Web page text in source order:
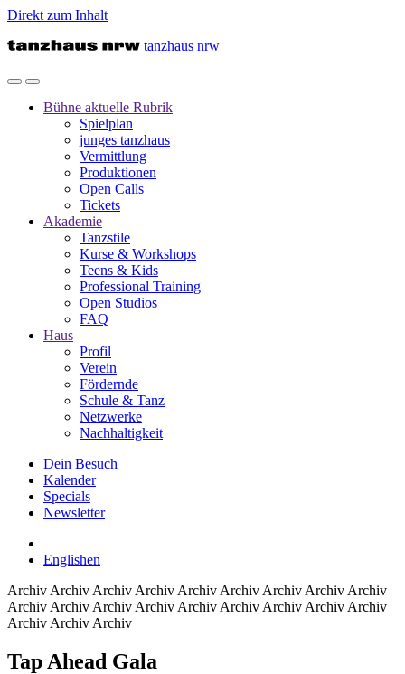
Direkt zum Inhalt
tanzhaus nrw
Bühne aktuelle Rubrik
Spielplan
junges tanzhaus
Vermittlung
Produktionen
Open Calls
Tickets
Akademie
Tanzstile
Kurse & Workshops
Teens & Kids
Professional Training
Open Studios
FAQ
Haus
Profil
Verein
Fördernde
Schule & Tanz
Netzwerke
Nachhaltigkeit
Dein Besuch
Kalender
Specials
Newsletter
Englishen
Archiv Archiv Archiv Archiv Archiv Archiv Archiv Archiv Archiv
Archiv Archiv Archiv Archiv Archiv Archiv Archiv Archiv Archiv
Archiv Archiv Archiv
Tap Ahead Gala